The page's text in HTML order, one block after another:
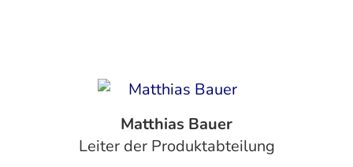
Matthias Bauer
Leiter der Produktabteilung